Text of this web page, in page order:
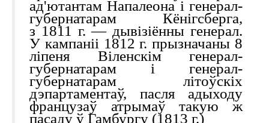
ад'ютантам Напалеона і генерал-
губернатарам Кёнігсберга,
з 1811 г. — дывізіённы генерал.
У кампаніі 1812 г. прызначаны 8
ліпеня Віленскім генерал-
губернатарам і генерал-
губернатарам літоўскіх
дэпартаментаў, пасля адыходу
французаў атрымаў такую ж
пасаду ў Гамбургу (1813 г.)